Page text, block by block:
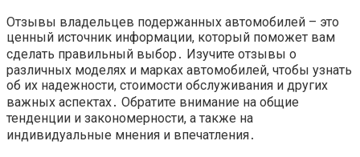
Отзывы владельцев подержанных автомобилей – это
ценный источник информации, который поможет вам
сделать правильный выбор․ Изучите отзывы о
различных моделях и марках автомобилей, чтобы узнать
об их надежности, стоимости обслуживания и других
важных аспектах․ Обратите внимание на общие
тенденции и закономерности, а также на
индивидуальные мнения и впечатления․